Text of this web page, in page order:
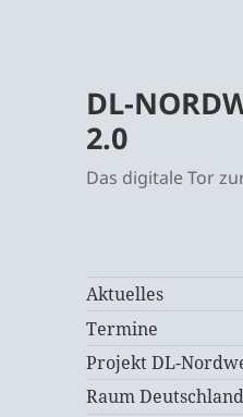
DL-
2.0
Das digitale Tor
Aktuelles
Termine
Projekt DL-
Raum Deutschland